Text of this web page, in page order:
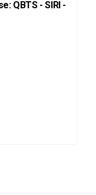
QBTS - SIRI -